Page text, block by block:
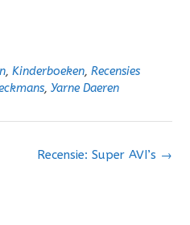
, Kinderboeken, Recensies
, Yarne Daeren
Recensie: Super AVI’s →